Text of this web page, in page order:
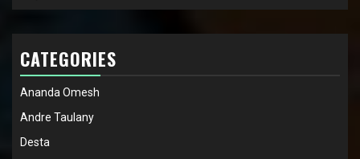
CATEGORIES
Ananda Omesh
Andre Taulany
Desta